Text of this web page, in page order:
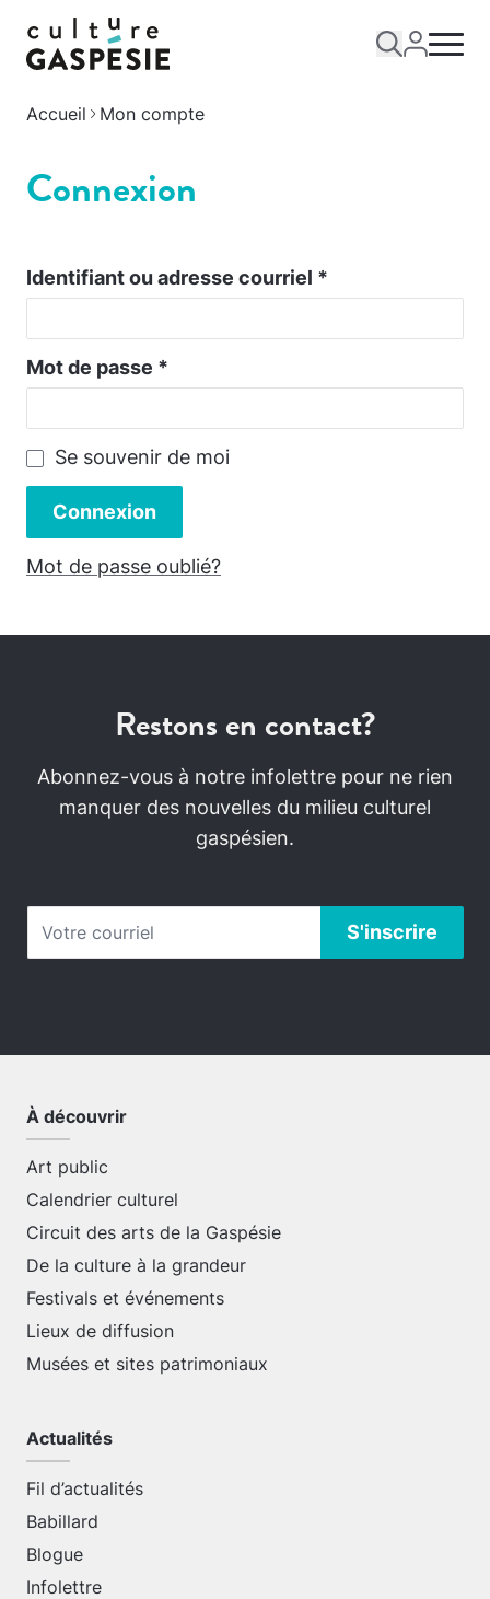
Accueil Mon compte
Connexion
Identifiant ou adresse courriel *
Mot de passe *
Se souvenir de moi
Connexion
Mot de passe oublié?
Restons en contact?
Abonnez-vous à notre infolettre pour ne rien
manquer des nouvelles du milieu culturel
gaspésien.
À découvrir
Art public
Calendrier culturel
Circuit des arts de la Gaspésie
De la culture à la grandeur
Festivals et événements
Lieux de diffusion
Musées et sites patrimoniaux
Actualités
Fil d’actualités
Babillard
Blogue
Infolettre